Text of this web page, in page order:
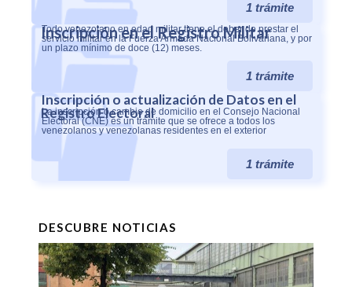
1 trámite
Inscripción en el Registro Militar
Todo venezolano en edad militar tiene el deber de prestar el
servicio militar en la Fuerza Armada Nacional Bolivariana, y por
un plazo mínimo de doce (12) meses.
1 trámite
Inscripción o actualización de Datos en el
Registro Electoral
La inscripción o cambio de domicilio en el Consejo Nacional
Electoral (CNE) es un trámite que se ofrece a todos los
venezolanos y venezolanas residentes en el exterior
1 trámite
DESCUBRE NOTICIAS